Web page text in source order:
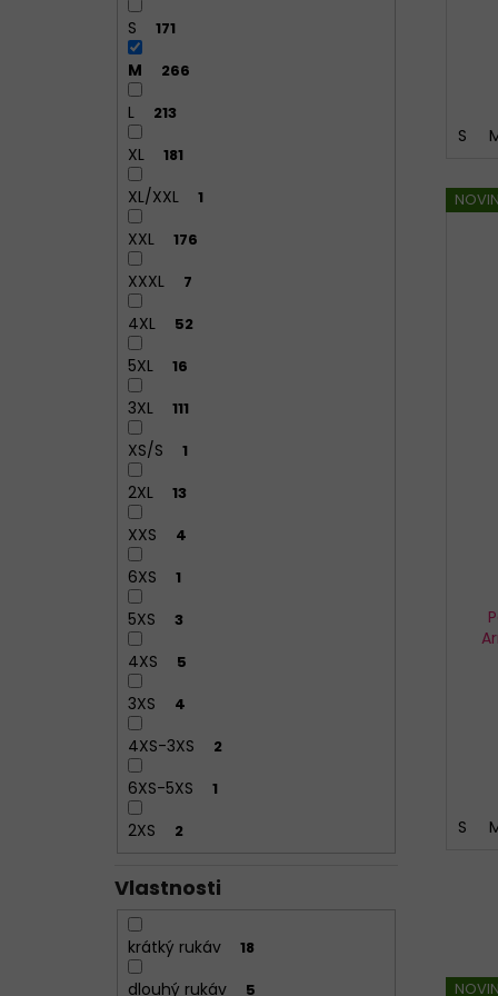
S 171
M 266
L 213
XL 181
XL/XXL 1
XXL 176
XXXL 7
4XL 52
5XL 16
3XL 111
XS/S 1
2XL 13
XXS 4
6XS 1
5XS 3
4XS 5
3XS 4
4XS-3XS 2
6XS-5XS 1
2XS 2
Vlastnosti
krátký rukáv 18
dlouhý rukáv 5
S
S